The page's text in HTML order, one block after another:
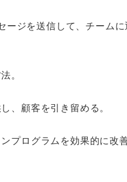
ージを送信して、チーム
。
、顧客を引き留める。
プログラムを効果的に改